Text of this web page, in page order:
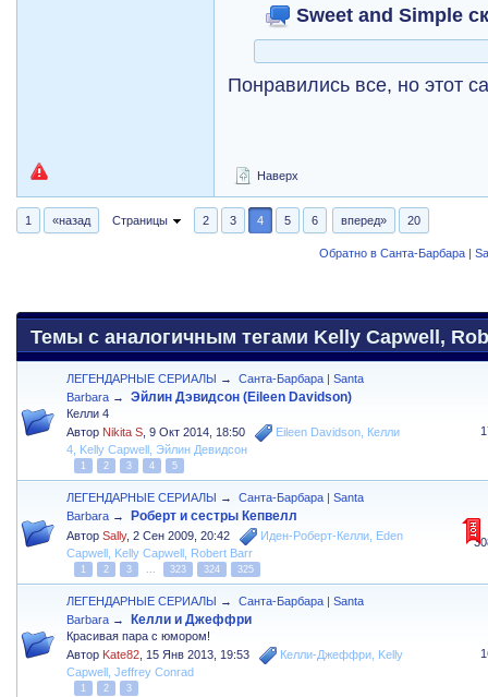
Sweet and Simple
Понравились все, но этот
Наверх
1 «назад Страницы 2 3 4 5 6 вперед» 20
Обратно в Санта-Барбара |
Темы с аналогичным тегами Kelly Capwell,
ЛЕГЕНДАРНЫЕ СЕРИАЛЫ →
Санта-Барбара | Santa
Barbara → Эйлин Дэвидсон (Eileen Davidson)
Келли 4
Автор Nikita S ,9 Окт 2014, 18:50 Eileen Davidson Келли
4 Kelly Capwell Эйлин Девидсон
1 2 3 4 5
ЛЕГЕНДАРНЫЕ СЕРИАЛЫ →
Санта-Барбара | Santa
Barbara → Роберт и сестры Кепвелл
АвторSally,2 Сен 2009, 20:42 Иден-Роберт-Келли Eden
Capwell Kelly Capwell Robert Barr
1 2 3 ... 323 324 325
ЛЕГЕНДАРНЫЕ СЕРИАЛЫ →
Санта-Барбара | Santa
Barbara → Келли и Джеффри
Красивая пара с юмором!
Автор Kate82 15 Янв 2013, 19:53 Келли-Джеффри Kelly
Capwell ,Jeffrey Conrad
1 2 3